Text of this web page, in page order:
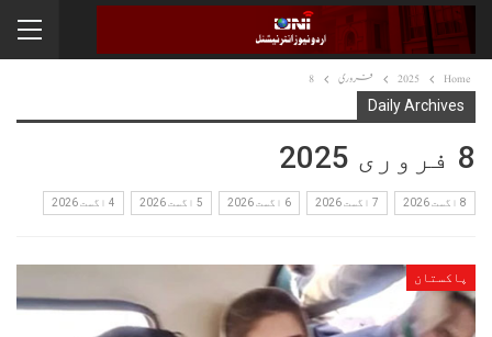
Home
2025 فروری 8
Daily Archives
8 فروری 2025
8 اگست 2026 7 اگست 2026 6 اگست 2026 5 اگست 2026 4 اگست 2026
پاکستان